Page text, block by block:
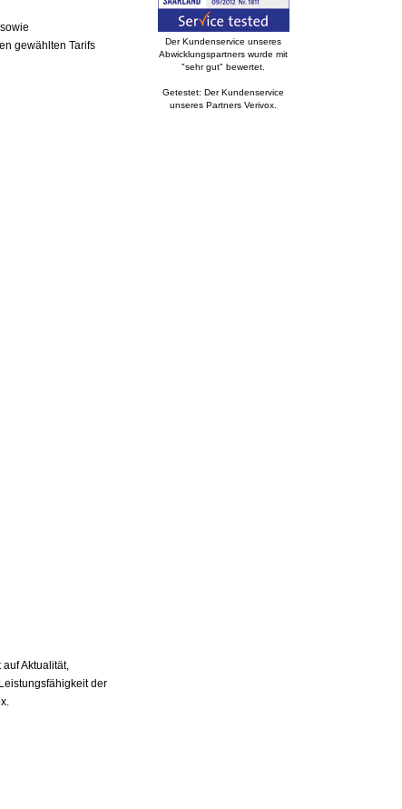
gewählten Tarifs
Aktualität,
der
Der Kundenservice unseres
Abwicklungspartners wurde mit
"sehr gut" bewertet.
Getestet: Der Kundenservice
unseres Partners Verivox.